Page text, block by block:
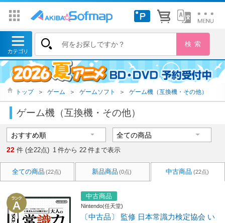
トップ ＞ ゲーム ＞ ゲームソフト ＞ ゲーム機（互換機・その他）
ゲーム機（互換機・その他）
22 件 (全22点) 1 件から 22 件まで表示
全ての商品 (22点) 新品商品 (0点) 中古商品 (22点)
中古商品
Nintendo(任天堂)
〔中古品〕 監修 日本常識力検定協会 い